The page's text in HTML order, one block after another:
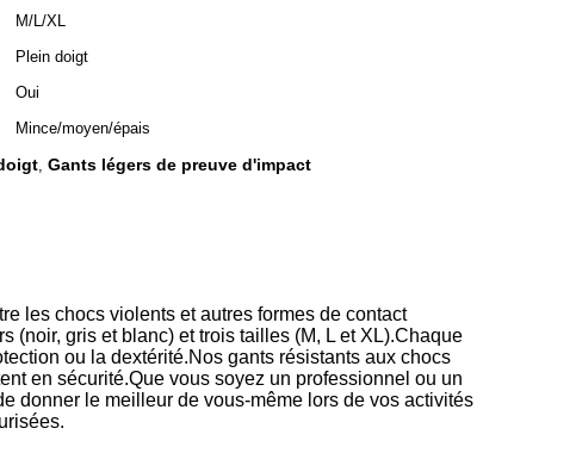
M/L/XL
Plein doigt
Oui
Mince/moyen/épais
, Gants légers de preuve d'impact
les chocs violents et autres formes de contact
(noir, gris et blanc) et trois tailles (M, L et XL).Chaque
ou la dextérité.Nos gants résistants aux chocs
en sécurité.Que vous soyez un professionnel ou un
donner le meilleur de vous-même lors de vos activités